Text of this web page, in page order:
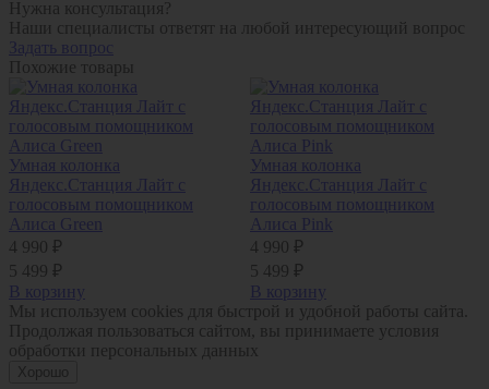
Нужна консультация?
Наши специалисты ответят на любой интересующий вопрос
Задать вопрос
Похожие товары
Умная колонка
Яндекс.Станция Лайт с
голосовым помощником
Алиса Green
4 990 ₽
5 499 ₽
В корзину
Умная колонка
Яндекс.Станция Лайт с
голосовым помощником
Алиса Pink
4 990 ₽
5 499 ₽
В корзину
Мы используем cookies для быстрой и удобной работы сайта.
Продолжая пользоваться сайтом, вы принимаете условия
обработки персональных данных
Хорошо